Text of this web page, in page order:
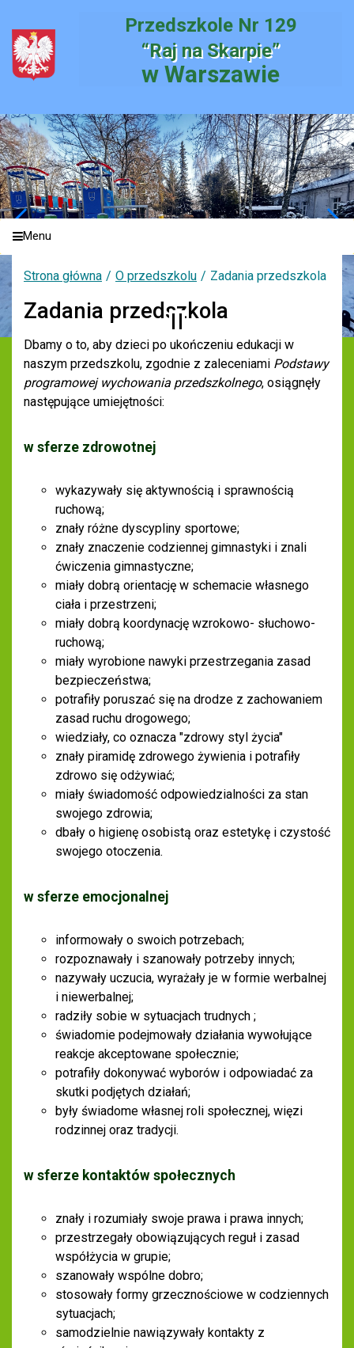
Przedszkole Nr 129
“Raj na Skarpie”
w Warszawie
Menu
Strona główna O przedszkolu Zadania przedszkola
Zadania przedszkola
Dbamy o to, aby dzieci po ukończeniu edukacji w
naszym przedszkolu, zgodnie z zaleceniami Podstawy
programowej wychowania przedszkolnego, osiągnęły
następujące umiejętności:
w sferze zdrowotnej
wykazywały się aktywnością i sprawnością
ruchową;
znały różne dyscypliny sportowe;
znały znaczenie codziennej gimnastyki i znali
ćwiczenia gimnastyczne;
miały dobrą orientację w schemacie własnego
ciała i przestrzeni;
miały dobrą koordynację wzrokowo- słuchowo-
ruchową;
miały wyrobione nawyki przestrzegania zasad
bezpieczeństwa;
potrafiły poruszać się na drodze z zachowaniem
zasad ruchu drogowego;
wiedziały, co oznacza "zdrowy styl życia"
znały piramidę zdrowego żywienia i potrafiły
zdrowo się odżywiać;
miały świadomość odpowiedzialności za stan
swojego zdrowia;
dbały o higienę osobistą oraz estetykę i czystość
swojego otoczenia.
w sferze emocjonalnej
informowały o swoich potrzebach;
rozpoznawały i szanowały potrzeby innych;
nazywały uczucia, wyrażały je w formie werbalnej
i niewerbalnej;
radziły sobie w sytuacjach trudnych ;
świadomie podejmowały działania wywołujące
reakcje akceptowane społecznie;
potrafiły dokonywać wyborów i odpowiadać za
skutki podjętych działań;
były świadome własnej roli społecznej, więzi
rodzinnej oraz tradycji.
w sferze kontaktów społecznych
znały i rozumiały swoje prawa i prawa innych;
przestrzegały obowiązujących reguł i zasad
współżycia w grupie;
szanowały wspólne dobro;
stosowały formy grzecznościowe w codziennych
sytuacjach;
samodzielnie nawiązywały kontakty z